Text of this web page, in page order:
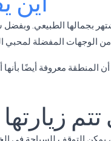
بجمالها الطبيعي.